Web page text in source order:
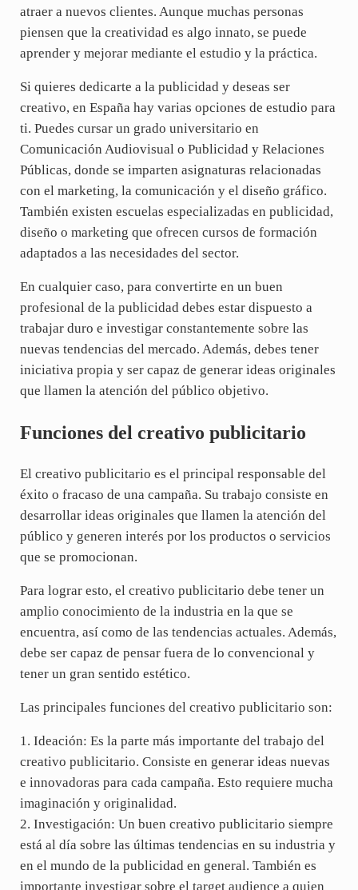
atraer a nuevos clientes. Aunque muchas personas
piensen que la creatividad es algo innato, se puede
aprender y mejorar mediante el estudio y la práctica.
Si quieres dedicarte a la publicidad y deseas ser
creativo, en España hay varias opciones de estudio para
ti. Puedes cursar un grado universitario en
Comunicación Audiovisual o Publicidad y Relaciones
Públicas, donde se imparten asignaturas relacionadas
con el marketing, la comunicación y el diseño gráfico.
También existen escuelas especializadas en publicidad,
diseño o marketing que ofrecen cursos de formación
adaptados a las necesidades del sector.
En cualquier caso, para convertirte en un buen
profesional de la publicidad debes estar dispuesto a
trabajar duro e investigar constantemente sobre las
nuevas tendencias del mercado. Además, debes tener
iniciativa propia y ser capaz de generar ideas originales
que llamen la atención del público objetivo.
Funciones del creativo publicitario
El creativo publicitario es el principal responsable del
éxito o fracaso de una campaña. Su trabajo consiste en
desarrollar ideas originales que llamen la atención del
público y generen interés por los productos o servicios
que se promocionan.
Para lograr esto, el creativo publicitario debe tener un
amplio conocimiento de la industria en la que se
encuentra, así como de las tendencias actuales. Además,
debe ser capaz de pensar fuera de lo convencional y
tener un gran sentido estético.
Las principales funciones del creativo publicitario son:
1. Ideación: Es la parte más importante del trabajo del
creativo publicitario. Consiste en generar ideas nuevas
e innovadoras para cada campaña. Esto requiere mucha
imaginación y originalidad.
2. Investigación: Un buen creativo publicitario siempre
está al día sobre las últimas tendencias en su industria y
en el mundo de la publicidad en general. También es
importante investigar sobre el target audience a quien